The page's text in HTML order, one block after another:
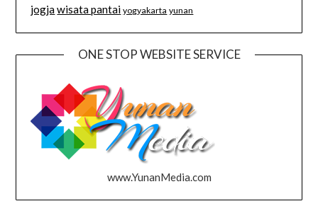
jogjawisata pantai yogyakarta yunan
ONE STOP WEBSITE SERVICE
www.YunanMedia.com